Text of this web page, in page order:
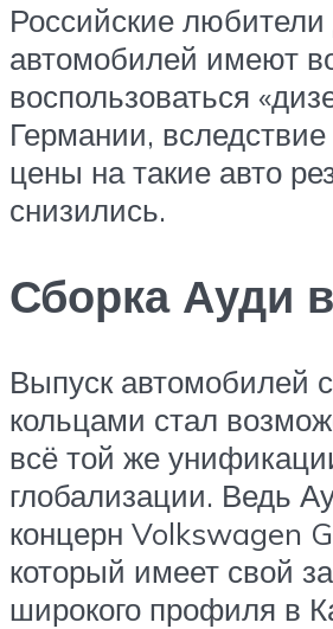
Российские
автомобилей имеют
воспользоваться
Германии, вследствие
цены на такие авто
снизились.
Сборка Ауди
Выпуск автомобилей
кольцами стал
всё той же
глобализации. Ведь
концерн Volkswagen
который имеет свой
широкого профиля в